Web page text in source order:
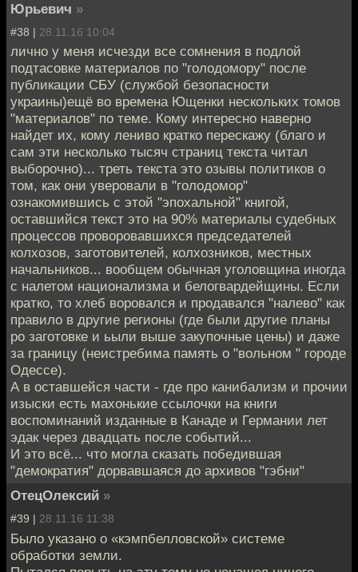
Юрьевич »
#38 | 28.11.16 10:04
лично у меня исчезди все сомнения в подлой
подтасовке материалов по "голодомору" после
публикации СБУ (службой безопасности
украины)ещё во времена Ющенки нескольких томов
"материалов" по теме. Кому интересно наверно
найдет их, кому лениво кратко перескажу (благо и
сам эти несколько тысяч страниц текста читал
выборочно)... треть текста это озывы политиков о
том, как они уверовали в "голодомор"
ознакомившись с этой "эпохальной" книгой,
оставшийся текст это на 90% материалы судебных
процессов проворовавшихся председателей
колхозов, заготовителей, колхозников, местных
начальников... вообщем обычная уголовщина иногда
с налетом национализма и белогвардейщины. Если
кратко, то хлеб воровался и продавался "налево" как
правило в другие регионы (где были другие планы
ро заготовке и ьыли выше закупочные цены) и даже
за границу (неистребима память о "вольном " городе
Одессе).
А в оставшейся части - где про канибализм и прочии
изыски есть махонькие ссылочки на книги
воспоминаний изданные в Канаде и Германии лет
эдак через двадцать после событий...
И это всё... что могла сказать победившая
"демократия" дорвавшаяся до архивов "гэбни"
ОтецОлексий »
#39 | 28.11.16 11:38
Было указано о «кэмпбелловской» системе
обработки земли.